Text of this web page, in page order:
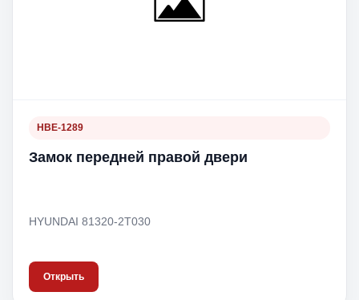
HBE-1289
Замок передней правой двери
HYUNDAI 81320-2T030
Открыть